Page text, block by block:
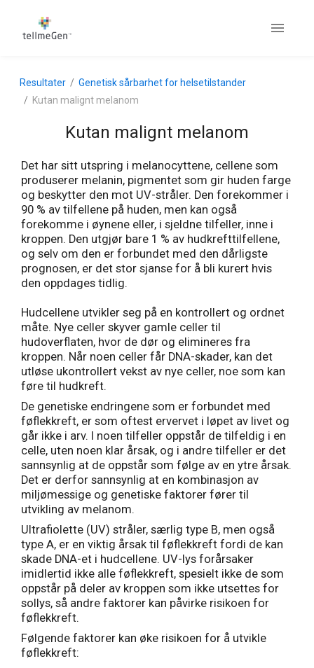
Resultater
Genetisk sårbarhet for helsetilstander
Kutan malignt melanom
Kutan malignt melanom
Det har sitt utspring i melanocyttene, cellene som
produserer melanin, pigmentet som gir huden farge
og beskytter den mot UV-stråler. Den forekommer i
90 % av tilfellene på huden, men kan også
forekomme i øynene eller, i sjeldne tilfeller, inne i
kroppen. Den utgjør bare 1 % av hudkrefttilfellene,
og selv om den er forbundet med den dårligste
prognosen, er det stor sjanse for å bli kurert hvis
den oppdages tidlig.
Hudcellene utvikler seg på en kontrollert og ordnet
måte. Nye celler skyver gamle celler til
hudoverflaten, hvor de dør og elimineres fra
kroppen. Når noen celler får DNA-skader, kan det
utløse ukontrollert vekst av nye celler, noe som kan
føre til hudkreft.
De genetiske endringene som er forbundet med
føflekkreft, er som oftest ervervet i løpet av livet og
går ikke i arv. I noen tilfeller oppstår de tilfeldig i en
celle, uten noen klar årsak, og i andre tilfeller er det
sannsynlig at de oppstår som følge av en ytre årsak.
Det er derfor sannsynlig at en kombinasjon av
miljømessige og genetiske faktorer fører til
utvikling av melanom.
Ultrafiolette (UV) stråler, særlig type B, men også
type A, er en viktig årsak til føflekkreft fordi de kan
skade DNA-et i hudcellene. UV-lys forårsaker
imidlertid ikke alle føflekkreft, spesielt ikke de som
oppstår på deler av kroppen som ikke utsettes for
sollys, så andre faktorer kan påvirke risikoen for
føflekkreft.
Følgende faktorer kan øke risikoen for å utvikle
føflekkreft: